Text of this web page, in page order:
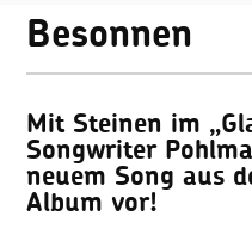
Besonnen
Mit Steinen im
Songwriter
neuem Song aus
Album vor!